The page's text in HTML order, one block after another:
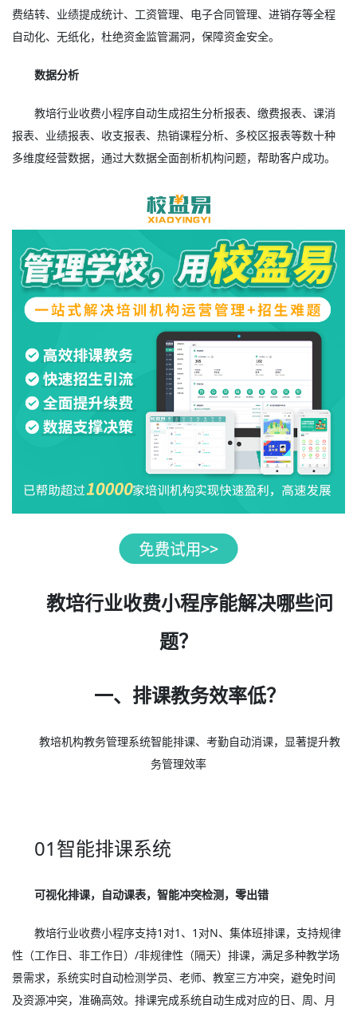
费结转、业绩提成统计、工资管理、电子合同管理、进销存等全程
自动化、无纸化，杜绝资金监管漏洞，保障资金安全。
数据分析
教培行业收费小程序自动生成招生分析报表、缴费报表、课消
报表、业绩报表、收支报表、热销课程分析、多校区报表等数十种
多维度经营数据，通过大数据全面剖析机构问题，帮助客户成功。
教培行业收费小程序能解决哪些问
题？
一、排课教务效率低？
教培机构教务管理系统智能排课、考勤自动消课，显著提升教
务管理效率
01智能排课系统
可视化排课，自动课表，智能冲突检测，零出错
教培行业收费小程序支持1对1、1对N、集体班排课，支持规律
性（工作日、非工作日）/非规律性（隔天）排课，满足多种教学场
景需求，系统实时自动检测学员、老师、教室三方冲突，避免时间
及资源冲突，准确高效。排课完成系统自动生成对应的日、周、月